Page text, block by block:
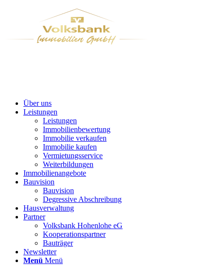
Über uns
Leistungen
Leistungen
Immobilienbewertung
Immobilie verkaufen
Immobilie kaufen
Vermietungsservice
Weiterbildungen
Immobilienangebote
Bauvision
Bauvision
Degressive Abschreibung
Hausverwaltung
Partner
Volksbank Hohenlohe eG
Kooperationspartner
Bauträger
Newsletter
Menü Menü